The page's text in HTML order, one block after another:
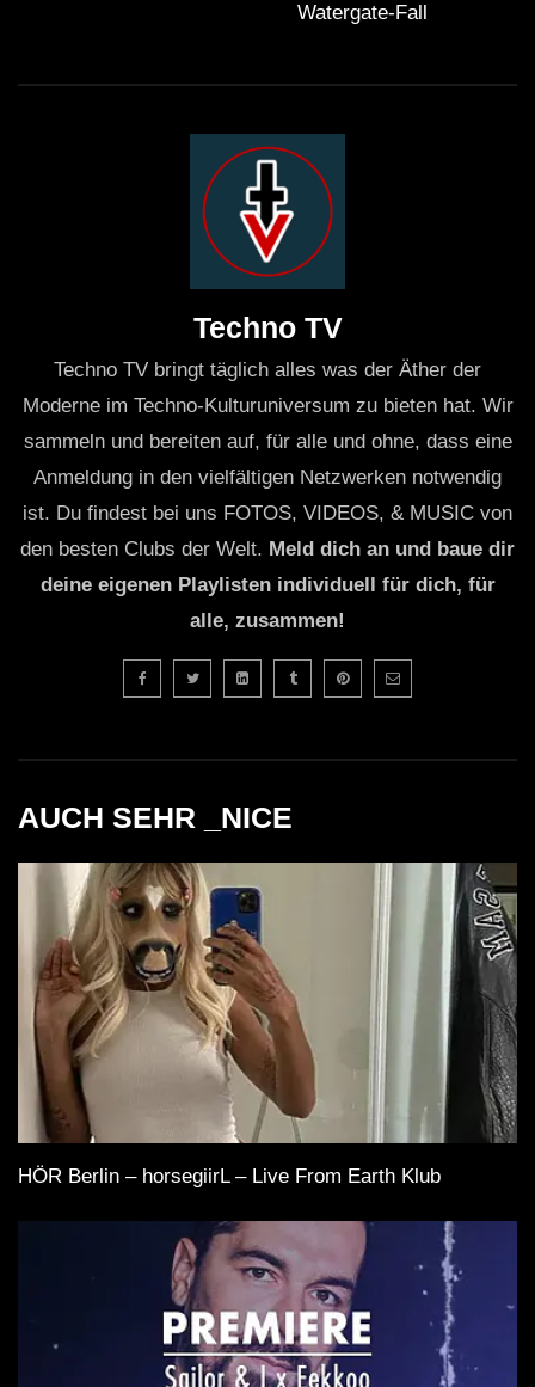
Watergate-Fall
Techno TV
Techno TV bringt täglich alles was der Äther der
Moderne im Techno-Kulturuniversum zu bieten hat. Wir
sammeln und bereiten auf, für alle und ohne, dass eine
Anmeldung in den vielfältigen Netzwerken notwendig
ist. Du findest bei uns FOTOS, VIDEOS, & MUSIC von
den besten Clubs der Welt. Meld dich an und baue dir
deine eigenen Playlisten individuell für dich, für
alle, zusammen!
AUCH SEHR _NICE
HÖR Berlin – horsegiirL – Live From Earth Klub